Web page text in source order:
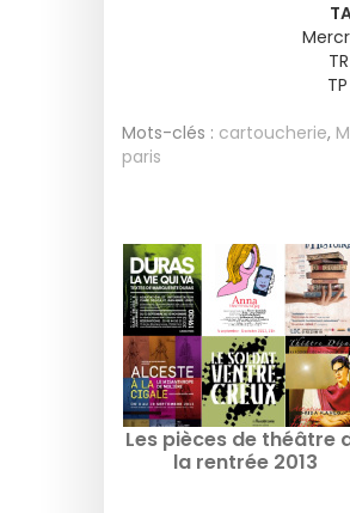
Mots-clés : cartoucherie,
paris
Les pièces de théâtre
la rentrée 2013